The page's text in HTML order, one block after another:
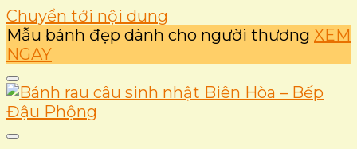
Chuyển tới nội dung
Mẫu bánh đẹp dành cho người thương XEM
NGAY